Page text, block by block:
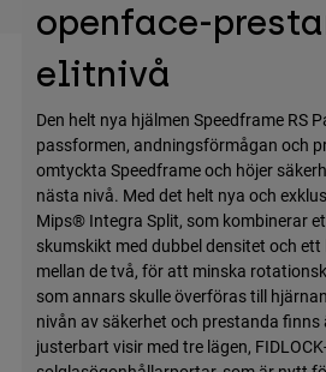
openface-
elitnivå
Den helt nya hjälmen Speedframe RS
passformen, andningsförmågan och
omtyckta Speedframe och höjer
nästa nivå. Med det helt nya och
Mips® Integra Split, som kombinerar
skumskikt med dubbel densitet och
mellan de två, för att minska
som annars skulle överföras till
nivån av säkerhet och prestanda finns
justerbart visir med tre lägen,